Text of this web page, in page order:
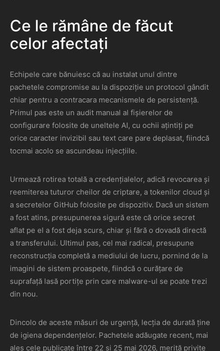
Ce le rămâne de făcut
celor afectați
Echipele care bănuiesc că au instalat unul dintre
pachetele compromise au la dispoziție un protocol gândit
chiar pentru a contracara mecanismele de persistență.
Primul pas este un audit manual al fișierelor de
configurare folosite de uneltele AI, cu ochii ațintiți pe
orice caracter invizibil sau text care pare deplasat, fiindcă
tocmai acolo se ascundeau injecțiile.
Urmează rotirea totală a credențialelor, adică revocarea și
reemiterea tuturor cheilor de criptare, a tokenilor cloud și
a secretelor GitHub folosite pe dispozitiv. Dacă un sistem
a fost atins, presupunerea sigură este că orice secret
aflat pe el a fost deja scurs, chiar și fără o dovadă directă
a transferului. Ultimul pas, cel mai radical, presupune
reconstrucția completă a mediului de lucru, pornind de la
imagini de sistem proaspete, fiindcă o curățare de
suprafață lasă portițe prin care malware-ul se poate trezi
din nou.
Dincolo de aceste măsuri de urgență, lecția de durată ține
de igiena dependențelor. Pachetele adăugate recent, mai
ales cele publicate între 22 și 25 mai 2026, merită privite